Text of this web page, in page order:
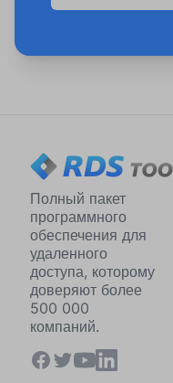
Полный пакет
программного
обеспечения для
удаленного
доступа, которому
доверяют более
500 000
компаний.